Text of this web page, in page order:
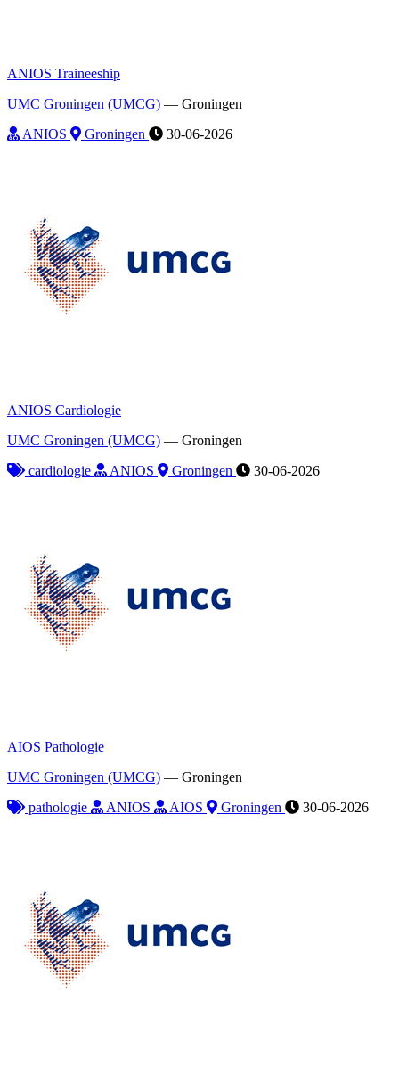
ANIOS Traineeship
UMC Groningen (UMCG) — Groningen
ANIOS
Groningen 30-06-2026
ANIOS Cardiologie
UMC Groningen (UMCG) — Groningen
cardiologie
ANIOS Groningen 30-06-2026
AIOS Pathologie
UMC Groningen (UMCG) — Groningen
pathologie
ANIOS AIOS Groningen 30-06-2026